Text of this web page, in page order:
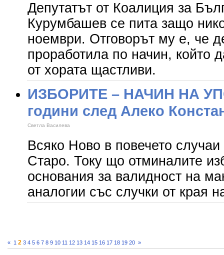
Депутатът от Коалиция за
Курумбашев се пита защо
ноември. Отговорът му е, че
проработила по начин, който
от хората щастливи.
ИЗБОРИТЕ – НАЧИН НА
години след Алеко
Светла Василева
Всяко Ново в повечето
Старо. Току що отминалите
основания за валидност на
аналогии със случки от края
« 1 2 3 4 5 6 7 8 9 10 11 12 13 14 15 16 17 18 19 20 »